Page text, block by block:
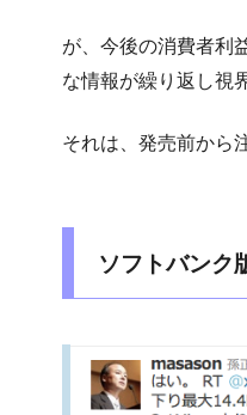
が、今後の消費者利
な情報が繰り返し視
それは、発売前から
ソフトバン